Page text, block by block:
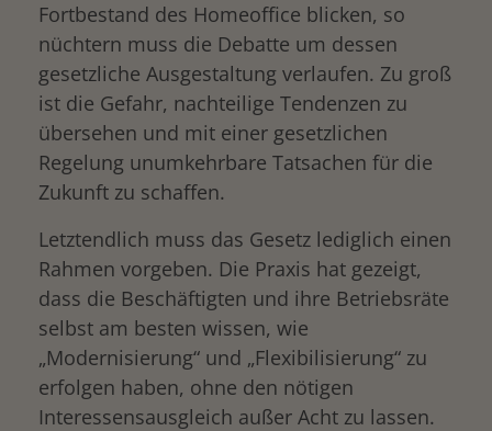
Fortbestand des Homeoffice blicken, so
nüchtern muss die Debatte um dessen
gesetzliche Ausgestaltung verlaufen. Zu groß
ist die Gefahr, nachteilige Tendenzen zu
übersehen und mit einer gesetzlichen
Regelung unumkehrbare Tatsachen für die
Zukunft zu schaffen.
Letztendlich muss das Gesetz lediglich einen
Rahmen vorgeben. Die Praxis hat gezeigt,
dass die Beschäftigten und ihre Betriebsräte
selbst am besten wissen, wie
„Modernisierung“ und „Flexibilisierung“ zu
erfolgen haben, ohne den nötigen
Interessensausgleich außer Acht zu lassen.